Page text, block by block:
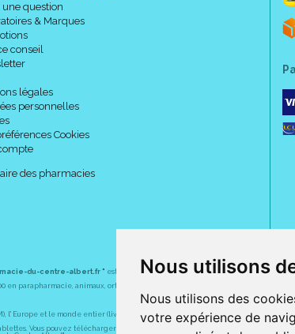
Nous utilisons
Nous utilisons des
votre expérience de
une question
& Marques
conseil
légales
personnelles
Cookies
des pharmacies
du-centre-albert.fr " est le site internet de la pharmacie du centre
, 32
en parapharmacie, animaux, orthopédie, matériel médical. 1700 en médicaments
Europe et le monde entier (livraison assuré par Colissimo et ses partenaires à l'
Vous pouvez télécharger gratuitement l' application sur l' AppStore (pour